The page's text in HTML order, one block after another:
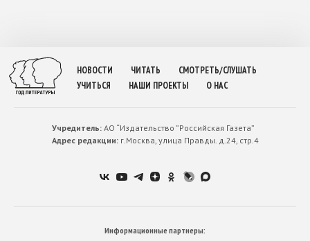
НОВОСТИ ЧИТАТЬ
СМОТРЕТЬ/СЛУШАТЬ
УЧИТЬСЯ
НАШИ ПРОЕКТЫ О НАС
Учредитель:АО “Издательство ”Российская Газета”
Адрес редакции:г.Москва, улица Правды. д.24, стр.4
Информационные партнеры: